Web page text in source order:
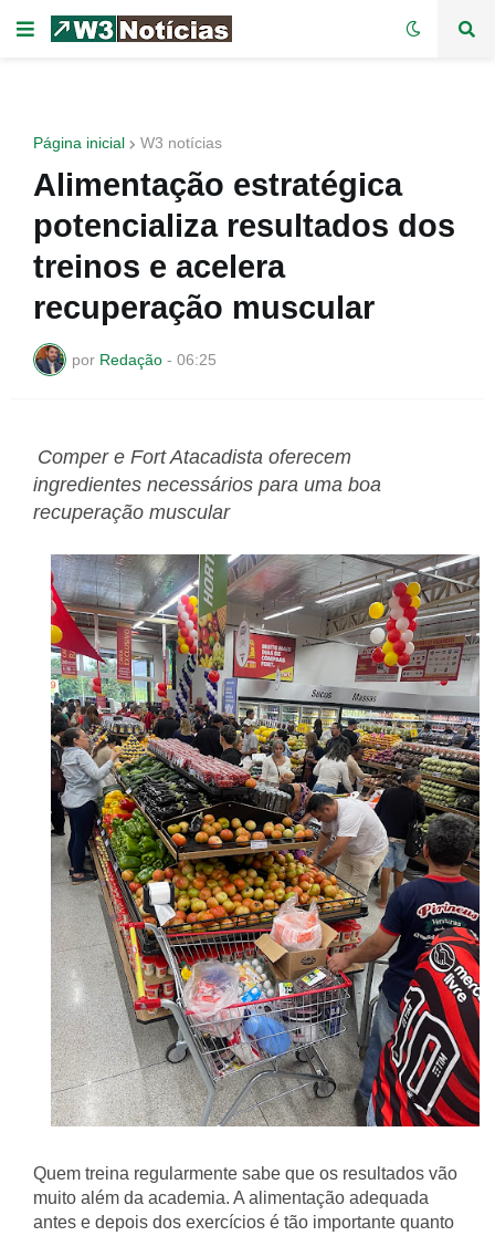
Página inicial W3 notícias
Alimentação estratégica
potencializa resultados dos
treinos e acelera
recuperação muscular
por Redação - 06:25
Comper e Fort Atacadista oferecem
ingredientes necessários para uma boa
recuperação muscular
Quem treina regularmente sabe que os resultados vão
muito além da academia. A alimentação adequada
antes e depois dos exercícios é tão importante quanto